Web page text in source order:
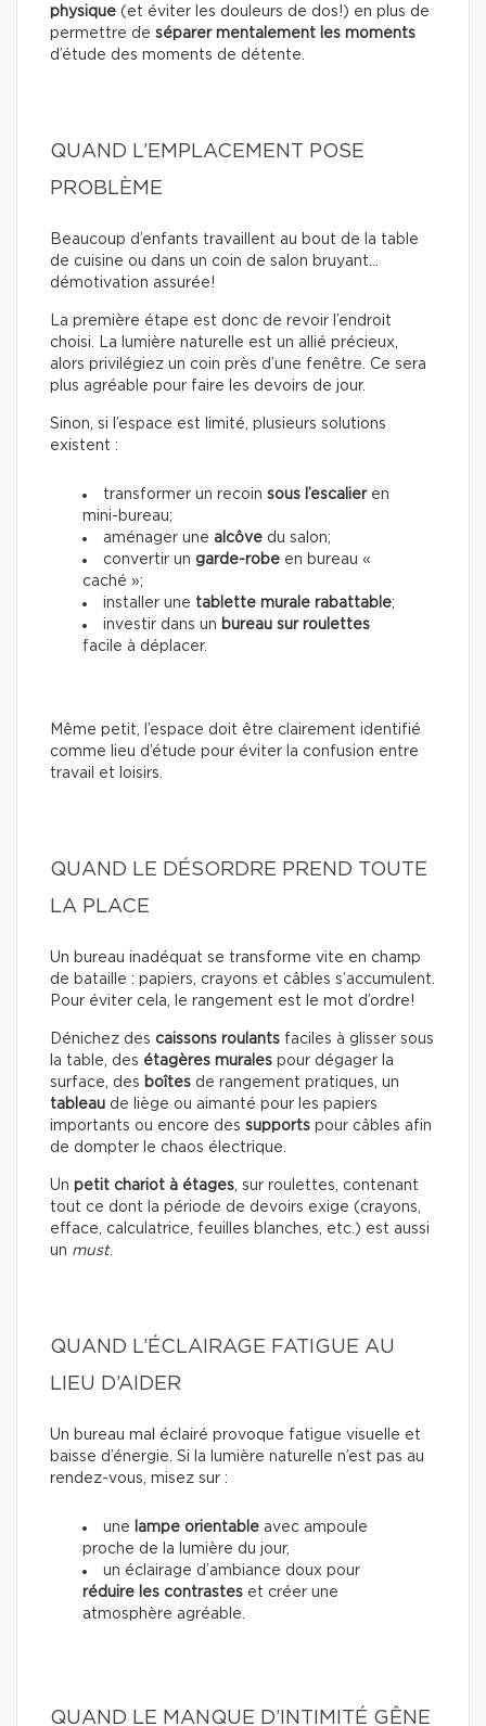
physique (et éviter les douleurs de dos!) en plus de
permettre de séparer mentalement les moments
d’étude des moments de détente.
QUAND L’EMPLACEMENT POSE
PROBLÈME
Beaucoup d’enfants travaillent au bout de la table
de cuisine ou dans un coin de salon bruyant…
démotivation assurée!
La première étape est donc de revoir l’endroit
choisi. La lumière naturelle est un allié précieux,
alors privilégiez un coin près d’une fenêtre. Ce sera
plus agréable pour faire les devoirs de jour.
Sinon, si l’espace est limité, plusieurs solutions
existent :
transformer un recoin sous l’escalieren
mini-bureau;
aménager une alcôve du salon;
convertir un garde-robe en bureau «
caché »;
installer une tablette murale rabattable;
investir dans un bureau sur roulettes
facile à déplacer.
Même petit, l’espace doit être clairement identifié
comme lieu d’étude pour éviter la confusion entre
travail et loisirs.
QUAND LE DÉSORDRE PREND TOUTE
LA PLACE
Un bureau inadéquat se transforme vite en champ
de bataille : papiers, crayons et câbles s’accumulent.
Pour éviter cela, le rangement est le mot d’ordre!
Dénichez des caissons roulants faciles à glisser sous
la table, des étagères murales pour dégager la
surface, des boîtes de rangement pratiques, un
tableau de liège ou aimanté pour les papiers
importants ou encore des supports pour câbles afin
de dompter le chaos électrique.
Un petit chariot à étages, sur roulettes, contenant
tout ce dont la période de devoirs exige (crayons,
efface, calculatrice, feuilles blanches, etc.) est aussi
un must.
QUAND L’ÉCLAIRAGE FATIGUE AU
LIEU D’AIDER
Un bureau mal éclairé provoque fatigue visuelle et
baisse d’énergie. Si la lumière naturelle n’est pas au
rendez-vous, misez sur :
une lampe orientable avec ampoule
proche de la lumière du jour,
un éclairage d’ambiance doux pour
réduire les contrastes et créer une
atmosphère agréable.
QUAND LE MANQUE D’INTIMITÉ GÊNE